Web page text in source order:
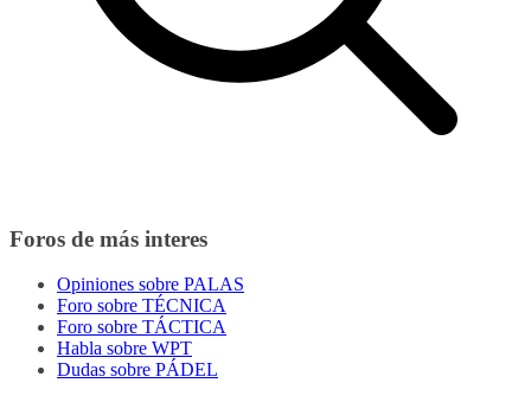
Foros de más interes
Opiniones sobre PALAS
Foro sobre TÉCNICA
Foro sobre TÁCTICA
Habla sobre WPT
Dudas sobre PÁDEL